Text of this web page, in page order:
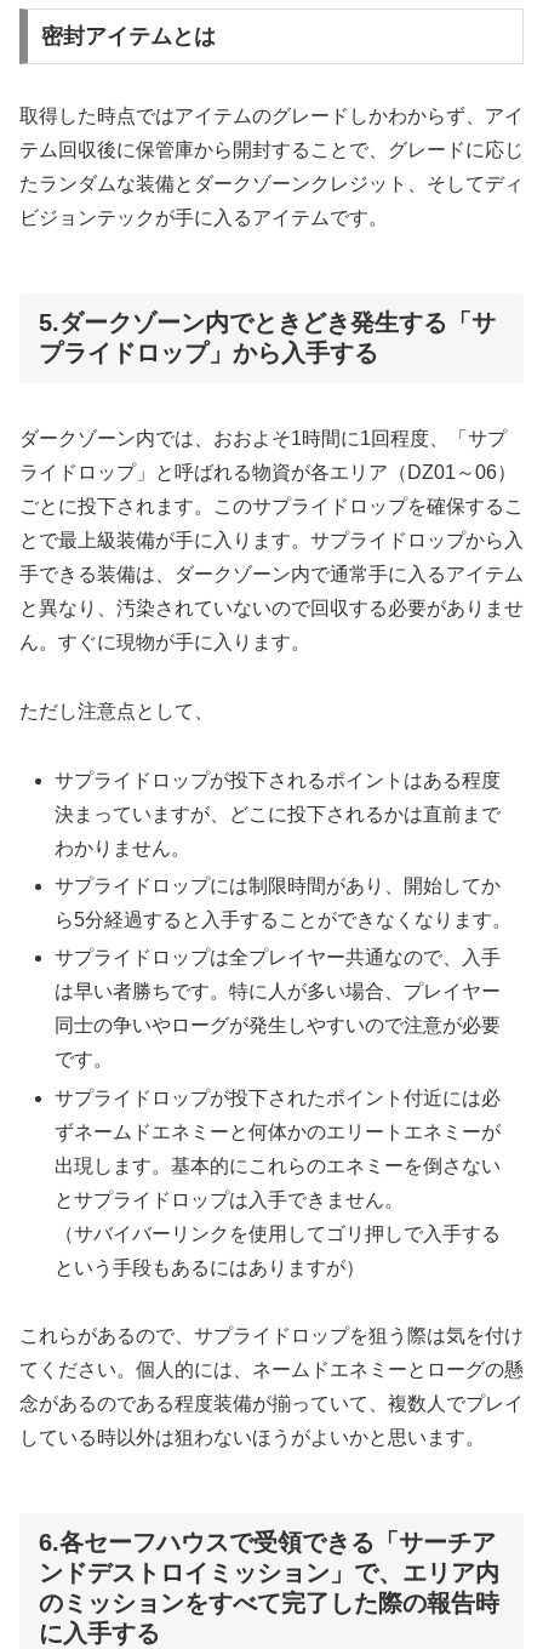
密封アイテムとは
取得した時点ではアイテムのグレードしかわからず、アイ
テム回収後に保管庫から開封することで、グレードに応じ
たランダムな装備とダークゾーンクレジット、そしてディ
ビジョンテックが手に入るアイテムです。
5.ダークゾーン内でときどき発生する「サ
プライドロップ」から入手する
ダークゾーン内では、おおよそ1時間に1回程度、「サプ
ライドロップ」と呼ばれる物資が各エリア（DZ01～06）
ごとに投下されます。このサプライドロップを確保するこ
とで最上級装備が手に入ります。サプライドロップから入
手できる装備は、ダークゾーン内で通常手に入るアイテム
と異なり、汚染されていないので回収する必要がありませ
ん。すぐに現物が手に入ります。
ただし注意点として、
サプライドロップが投下されるポイントはある程度
決まっていますが、どこに投下されるかは直前まで
わかりません。
サプライドロップには制限時間があり、開始してか
ら5分経過すると入手することができなくなります。
サプライドロップは全プレイヤー共通なので、入手
は早い者勝ちです。特に人が多い場合、プレイヤー
同士の争いやローグが発生しやすいので注意が必要
です。
サプライドロップが投下されたポイント付近には必
ずネームドエネミーと何体かのエリートエネミーが
出現します。基本的にこれらのエネミーを倒さない
とサプライドロップは入手できません。
（サバイバーリンクを使用してゴリ押しで入手する
という手段もあるにはありますが）
これらがあるので、サプライドロップを狙う際は気を付け
てください。個人的には、ネームドエネミーとローグの懸
念があるのである程度装備が揃っていて、複数人でプレイ
している時以外は狙わないほうがよいかと思います。
6.各セーフハウスで受領できる「サーチア
ンドデストロイミッション」で、エリア内
のミッションをすべて完了した際の報告時
に入手する